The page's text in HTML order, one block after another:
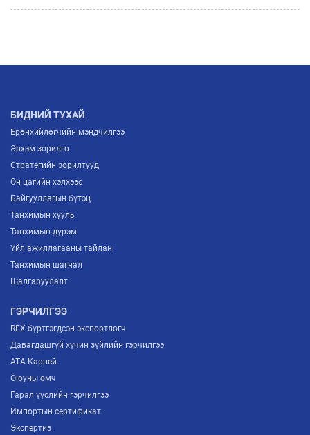
БИЗНЕСИЙН ХАМТЫН АЖИЛЛАГААНЫ ШИНЭ
БИДНИЙ ТУХАЙ
Ерөнхийлөгчийн мэндчилгээ
Эрхэм зорилго
Стратегийн зорилтууд
Он цагийн хэлхээс
Байгууллагын бүтэц
Танхимын хууль
Танхимын дүрэм
Үйл ажиллагааны тайлан
Танхимын шагнал
Шалгаруулалт
ГЭРЧИЛГЭЭ
REX бүртгэгдсэн экспортлогч
Давагдашгүй хүчин зүйлийн гэрчилгээ
ATA Карней
Оюуны өмч
Гарал үүслийн гэрчилгээ
Импортын сертификат
Экспертиз